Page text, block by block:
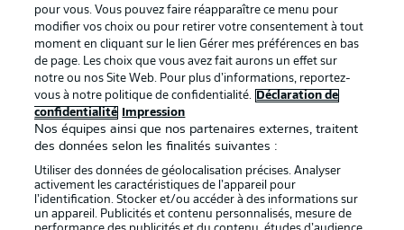
confidentialité
Travaux Contact
Impression Joueurs
pour vous. Vous pouvez faire réapparaître ce menu pour
modifier vos choix ou pour retirer votre consentement à tout
moment en cliquant sur le lien Gérer mes préférences en bas
de page. Les choix que vous avez fait aurons un effet sur
notre ou nos Site Web. Pour plus d’informations, reportez-
vous à notre politique de confidentialité.
Déclaration de
confidentialité
Impression
Nos équipes ainsi que nos partenaires externes, traitent
des données selon les finalités suivantes :
Utiliser des données de géolocalisation précises. Analyser
activement les caractéristiques de l’appareil pour
l’identification. Stocker et/ou accéder à des informations sur
un appareil. Publicités et contenu personnalisés, mesure de